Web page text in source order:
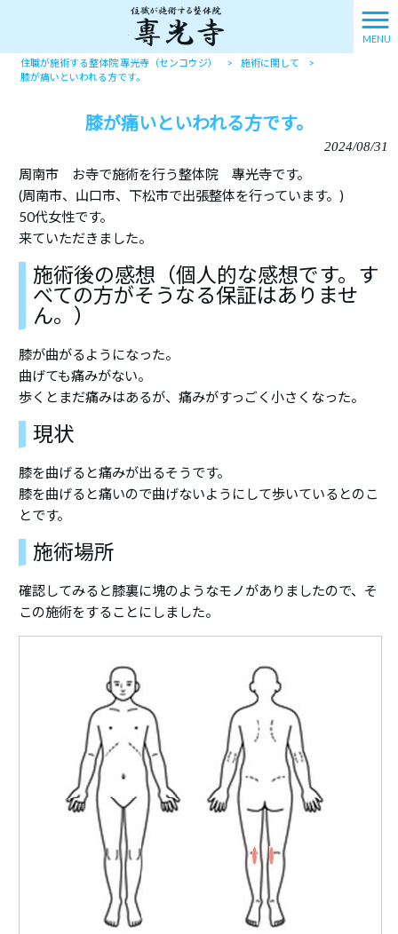
MENU
住職が施術する整体院 專光寺（センコウジ） > 施術に関して
>
膝が痛いといわれる方です。
膝が痛いといわれる方です。
2024/08/31
周南市 お寺で施術を行う整体院 專光寺です。
(周南市、山口市、下松市で出張整体を行っています。)
50代女性です。
来ていただきました。
施術後の感想（個人的な感想です。す
べての方がそうなる保証はありませ
ん。）
膝が曲がるようになった。
曲げても痛みがない。
歩くとまだ痛みはあるが、痛みがすっごく小さくなった。
現状
膝を曲げると痛みが出るそうです。
膝を曲げると痛いので曲げないようにして歩いているとのこ
とです。
施術場所
確認してみると膝裏に塊のようなモノがありましたので、そ
この施術をすることにしました。